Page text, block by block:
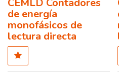
de energía
monofásicos de
lectura directa